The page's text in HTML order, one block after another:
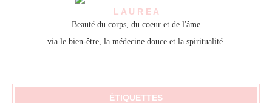
L A U R E A
Beauté du corps, du coeur et de l'âme
via le bien-être, la médecine douce et la spiritualité.
ÉTIQUETTES